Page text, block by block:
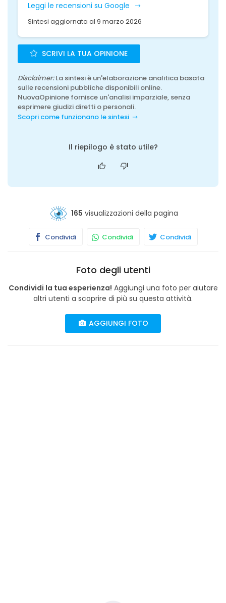
Leggi le recensioni su Google
Sintesi aggiornata al 9 marzo 2026
SCRIVI LA TUA OPINIONE
Disclaimer:La sintesi è un'elaborazione analitica basata
sulle recensioni pubbliche disponibili online.
NuovaOpinione fornisce un'analisi imparziale, senza
esprimere giudizi diretti o personali.
Scopri come funzionano le sintesi
Il riepilogo è stato utile?
165 visualizzazioni della pagina
Condividi Condividi Condividi
Foto degli utenti
Condividi la tua esperienza! Aggiungi una foto per aiutare
altri utenti a scoprire di più su questa attività.
AGGIUNGI FOTO